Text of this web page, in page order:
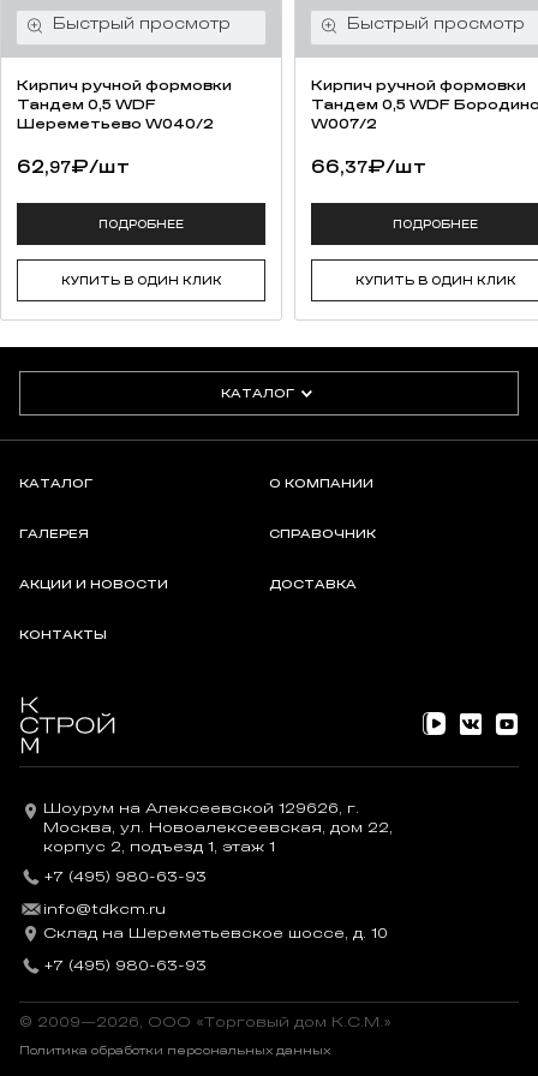
высокая прочность на изгиб;
высокая прочность на сжатие 48,0 МПа (48 N/mm2)
переложен вспененным полиэтиленом для предотвращения
потертостей);
заказ (от 30 000 штук);
Кирпич ручной формовки
Тандем 0,5 WDF
Шереметьево W040/2
62,97₽/шт
ПОДРОБНЕЕ
КУПИТЬ В ОДИН КЛИК
Кирпич ручной формовки
Тандем 0,5 WDF
W007/2
66,37₽/шт
ПОДРОБНЕЕ
КУПИТЬ В ОДИН КЛИК
КАТАЛОГ
КАТАЛОГ О КОМПАНИИ
ГАЛЕРЕЯ СПРАВОЧНИК
АКЦИИ И НОВОСТИ ДОСТАВКА
КОНТАКТЫ
Шоурум на Алексеевской 129626, г.
Москва, ул. Новоалексеевская, дом 22,
корпус 2, подъезд 1, этаж 1
+7 (495) 980-63-93
info@tdkcm.ru
Склад на Шереметьевское шоссе, д. 10
+7 (495) 980-63-93
© 2009—2026, OOO «Торговый дом К.С.М.»
Политика обработки персональных данных